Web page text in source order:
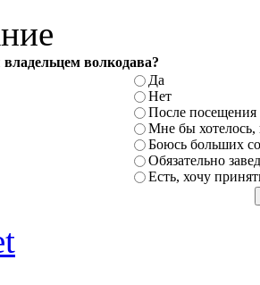
волкодава?
Да
Нет
После посещения
Мне бы
Боюсь больших
Обязательно
Есть, хочу